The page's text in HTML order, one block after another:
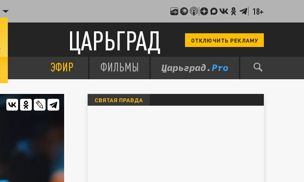
18+
ЦАРЬГРАД ОТКЛЮЧИТЬ РЕКЛАМУ
ЭФИР ФИЛЬМЫ
СВЯТАЯ ПРАВДА